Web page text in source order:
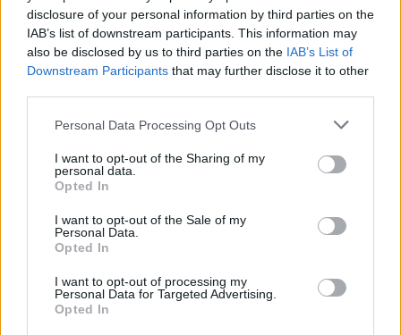
disclosure of your personal information by third parties on the
IAB’s list of downstream participants. This information may
also be disclosed by us to third parties on the IAB’s List of
Downstream Participants that may further disclose it to other
Personal Data Processing Opt Outs
I want to opt-out of the Sharing of my
personal data.
Opted In
I want to opt-out of the Sale of my
Personal Data.
Opted In
I want to opt-out of processing my
Personal Data for Targeted Advertising.
Opted In
In evidenza